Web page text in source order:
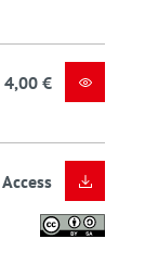
4,00 €